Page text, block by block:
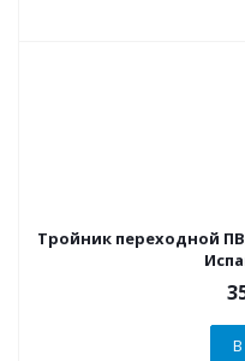
Тройник переходной